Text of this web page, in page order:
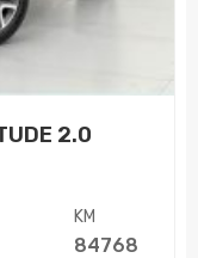
2.0
KM
84768